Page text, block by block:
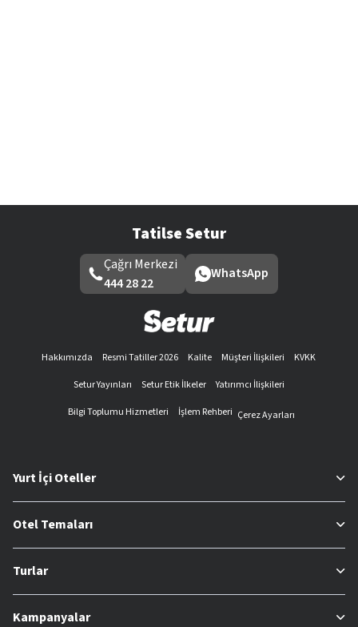
Tatilse Setur
Çağrı Merkezi
444 28 22
WhatsApp
Hakkımızda Resmi Tatiller 2026 Kalite Müşteri İlişkileri
KVKK
Setur Yayınları
Setur Etik İlkeler
Yatırımcı İlişkileri
Bilgi Toplumu Hizmetleri
İşlem Rehberi Çerez Ayarları
Yurt İçi Oteller
Otel Temaları
Turlar
Kampanyalar